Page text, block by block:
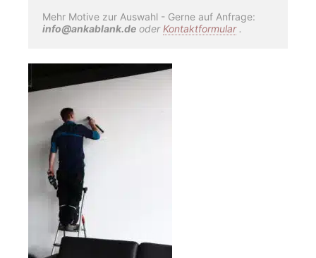
info@ankablank.de oder Kontaktformular .